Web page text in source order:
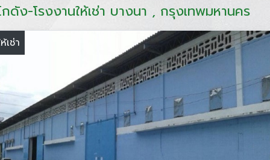
กดัง-โรงงานให้เช่า บางนา , กรุงเทพมหานคร
เช่า